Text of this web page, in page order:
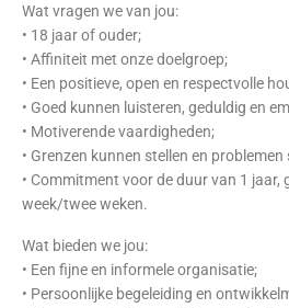
Wat vragen we van jou:
• 18 jaar of ouder;
• Affiniteit met onze doelgroep;
• Een positieve, open en respectvolle
• Goed kunnen luisteren, geduldig en
• Motiverende vaardigheden;
• Grenzen kunnen stellen en problemen
• Commitment voor de duur van 1 jaar,
week/twee weken.
Wat bieden we jou:
• Een fijne en informele organisatie;
• Persoonlijke begeleiding en